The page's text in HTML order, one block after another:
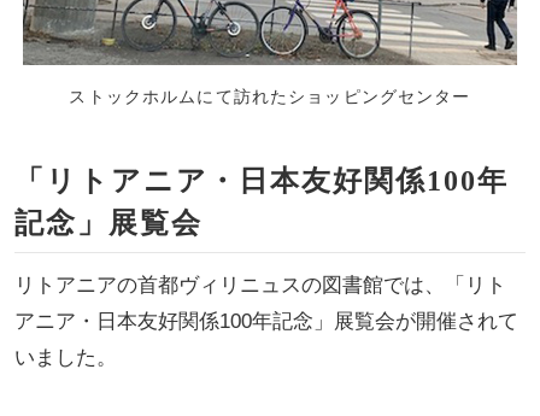
ストックホルムにて訪れたショッピングセンター
「リトアニア・日本友好関係100年
記念」展覧会
リトアニアの首都ヴィリニュスの図書館では、「リト
アニア・日本友好関係100年記念」展覧会が開催されて
いました。